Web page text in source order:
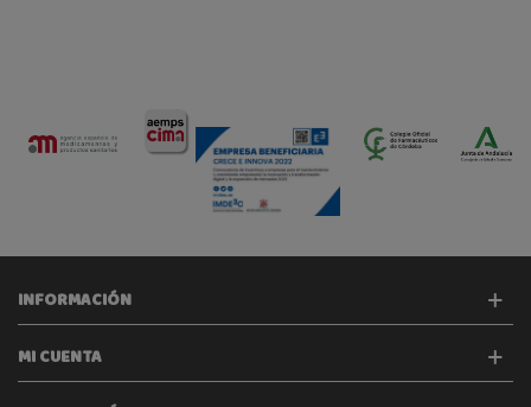
INFORMACIÓN
MI CUENTA